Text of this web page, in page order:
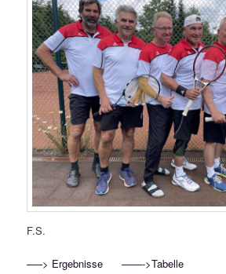
F.S.
—–> Ergebnisse ——->Tabelle